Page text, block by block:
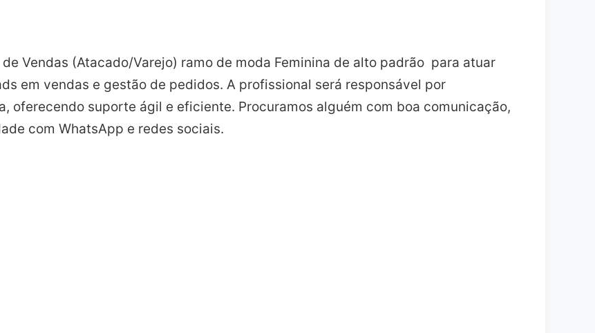
Vendas (Atacado/Varejo) ramo de moda Feminina de alto padrão para atuar
em vendas e gestão de pedidos. A profissional será responsável por
oferecendo suporte ágil e eficiente. Procuramos alguém com boa comunicação,
com WhatsApp e redes sociais.